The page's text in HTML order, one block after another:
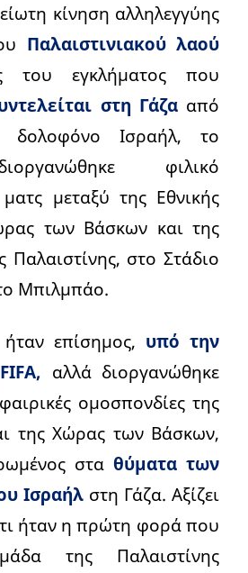
κίνηση αλληλεγγύης
Παλαιστινιακού λαού
του εγκλήματος που
στη Γάζααπό
Ισραήλ, το
φιλικό
μεταξύ της Εθνικής
των Βάσκων και της
Παλαιστίνης, στο Στάδιο
Μπιλμπάο.
επίσημος, υπό την
αλλά διοργανώθηκε
ομοσπονδίες της
της Χώρας των Βάσκων,
στα θύματα των
Ισραήλ στη Γάζα. Αξίζει
ήταν η πρώτη φορά που
της Παλαιστίνης